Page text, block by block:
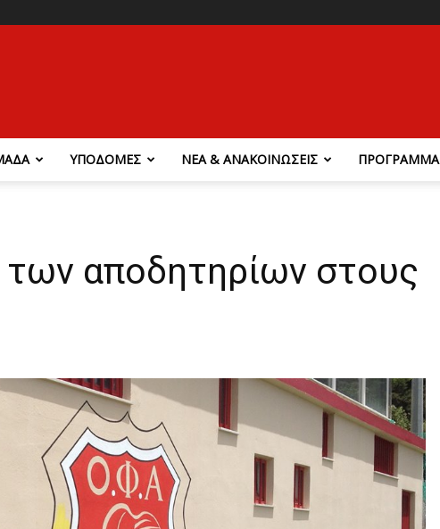
ΥΠΟΔΟΜΕΣ ΝΕΑ & ΑΝΑΚΟΙΝΩΣΕΙΣ ΠΡΟΓΡΑΜΜΑ
των αποδητηρίων στους